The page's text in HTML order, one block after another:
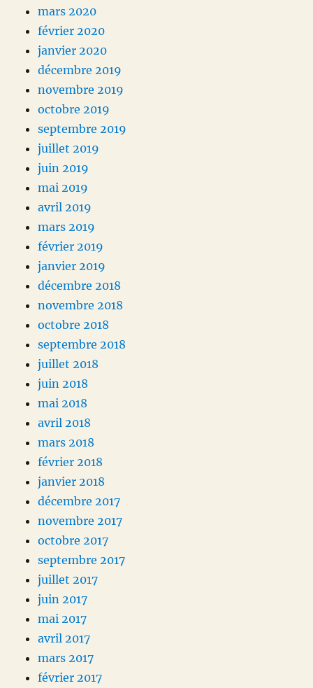
mars 2020
février 2020
janvier 2020
décembre 2019
novembre 2019
octobre 2019
septembre 2019
juillet 2019
juin 2019
mai 2019
avril 2019
mars 2019
février 2019
janvier 2019
décembre 2018
novembre 2018
octobre 2018
septembre 2018
juillet 2018
juin 2018
mai 2018
avril 2018
mars 2018
février 2018
janvier 2018
décembre 2017
novembre 2017
octobre 2017
septembre 2017
juillet 2017
juin 2017
mai 2017
avril 2017
mars 2017
février 2017